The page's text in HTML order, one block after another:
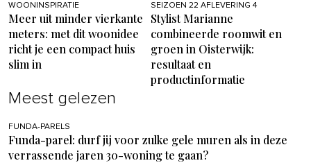
WOONINSPIRATIE
Meer uit minder vierkante
meters: met dit woonidee
richt je een compact huis
slim in
SEIZOEN 22 AFLEVERING 4
Stylist Marianne
combineerde roomwit en
groen in Oisterwijk:
resultaat en
productinformatie
Meest gelezen
FUNDA-PARELS
Funda-parel: durf jij voor zulke gele muren als in deze
verrassende jaren 30-woning te gaan?